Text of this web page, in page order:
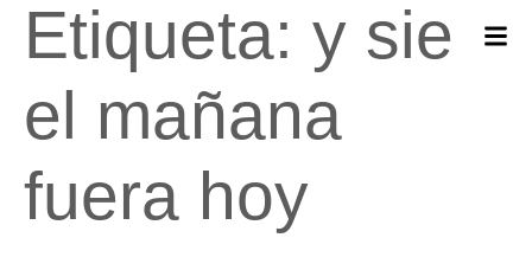
Etiqueta: y sie
el mañana
fuera hoy